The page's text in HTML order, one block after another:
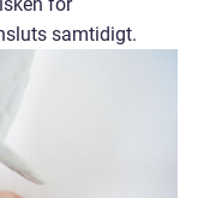
samtidigt.